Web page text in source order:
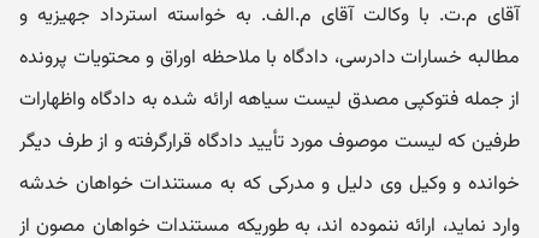
آقای م.ت. با وکالت آقای م.الف. به خواسته استرداد جهیزیه و
مطالبه خسارات دادرسی، دادگاه با ملاحظه اوراق و محتویات پرونده
از جمله فتوکپی مصدق لیست سیاهه ارائه شده به دادگاه واظهارات
طرفین که لیست موصوف مورد تأیید دادگاه قرارگرفته و از طرف دیگر
خوانده و وکیل وی دلیل و مدرکی که به مستندات خواهان خدشه
وارد نماید، ارائه ننموده اند، به طوریکه مستندات خواهان مصون از